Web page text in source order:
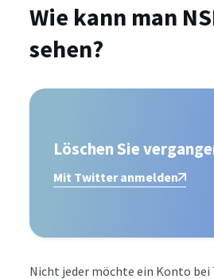
Wie kann man
sehen?
Löschen Sie
Mit Twitter anmelden
Nicht jeder möchte ein Konto bei